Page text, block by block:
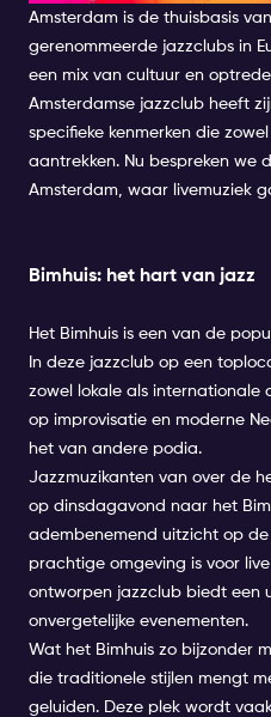
Amsterdam is de thuisbasis
gerenommeerde jazzclubs in
een mix van cultuur en
Amsterdamse jazzclub heeft
specifieke kenmerken die
aantrekken. Nu bespreken we
Amsterdam, waar livemuziek
Bimhuis: het hart van jazz
Het Bimhuis is een van de
In deze jazzclub op een
zowel lokale als internationale
op improvisatie en moderne
het van andere podia.
Jazzmuzikanten van over de
op dinsdagavond naar het
adembenemend uitzicht op
prachtige omgeving is voor
ontworpen jazzclub biedt een
onvergetelijke evenementen.
Wat het Bimhuis zo bijzonder
die traditionele stijlen mengt
geluiden. Deze plek wordt